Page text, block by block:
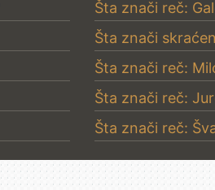
Šta znači reč:
Šta znači
Šta znači reč:
Šta znači reč:
Šta znači reč: